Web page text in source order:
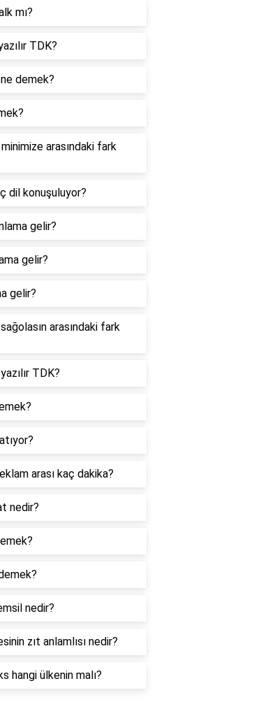
mı?
TDK?
demek?
arasındaki fark
dil konuşuluyor?
gelir?
gelir?
gelir?
arasındaki fark
TDK?
arası kaç dakika?
nedir?
nedir?
zıt anlamlısı nedir?
hangi ülkenin malı?